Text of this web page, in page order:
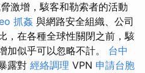
激增，駭客和勒索者的活動
抓姦 與網路安全組織、公司
，在各種全球性關閉之前，駭
加似乎可以忽略不計。 台中
露對 經絡調理 VPN 申請台胞